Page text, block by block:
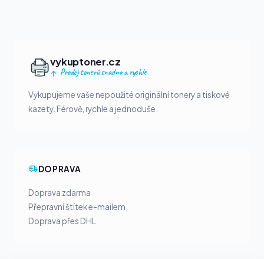
vykuptoner.cz
Prodej tonerů snadno a rychle
Vykupujeme vaše nepoužité originální tonery a tiskové
kazety. Férově, rychle a jednoduše.
DOPRAVA
Doprava zdarma
Přepravní štítek e-mailem
Doprava přes DHL